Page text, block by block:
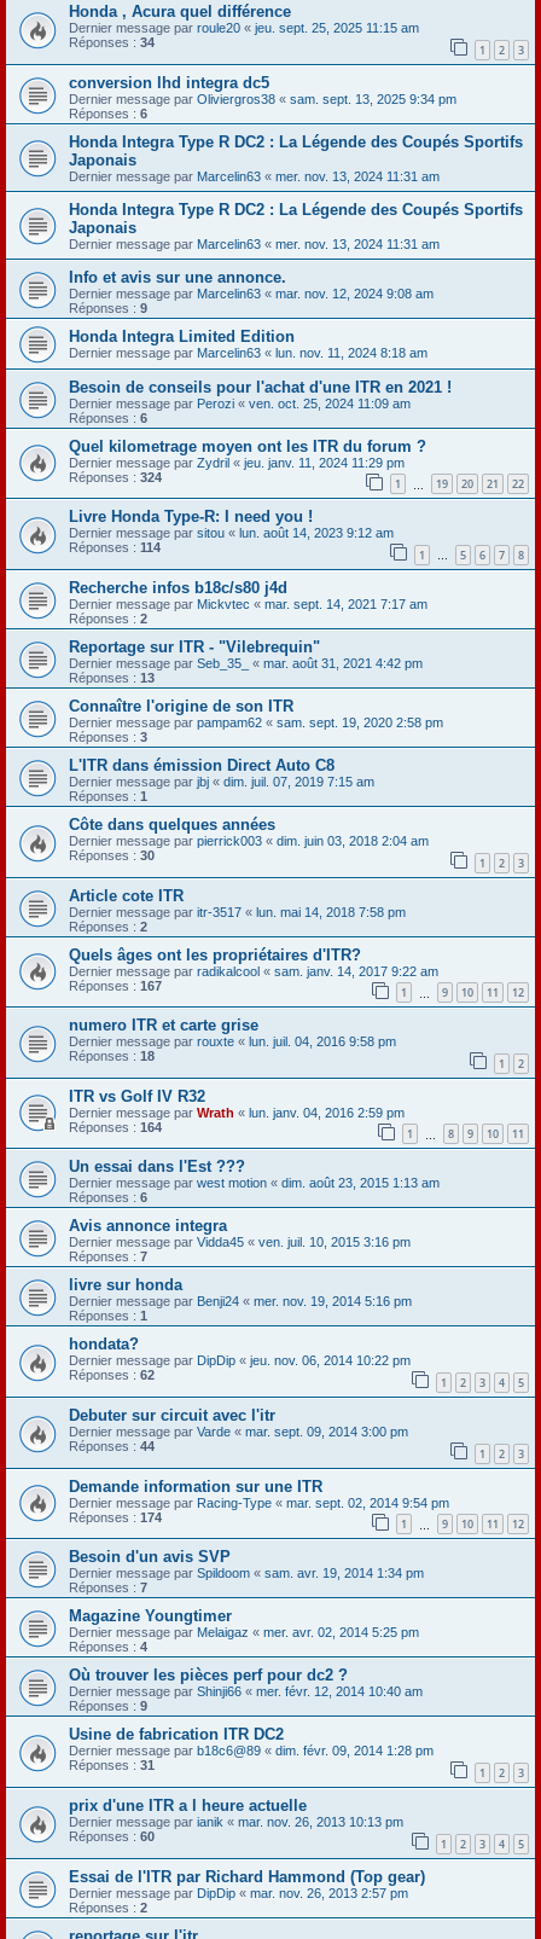
Honda , Acura quel différence
Dernier message par roule20 « jeu. sept. 25, 2025 11:15 am
Réponses : 34 1 2 3
conversion lhd integra dc5
Dernier message par Oliviergros38 « sam. sept. 13, 2025 9:34 pm
Réponses : 6
Honda Integra Type R DC2 : La Légende des Coupés Sportifs
Japonais
Dernier message par Marcelin63 « mer. nov. 13, 2024 11:31 am
Honda Integra Type R DC2 : La Légende des Coupés Sportifs
Japonais
Dernier message par Marcelin63 « mer. nov. 13, 2024 11:31 am
Info et avis sur une annonce.
Dernier message par Marcelin63 « mar. nov. 12, 2024 9:08 am
Réponses : 9
Honda Integra Limited Edition
Dernier message par Marcelin63 « lun. nov. 11, 2024 8:18 am
Besoin de conseils pour l'achat d'une ITR en 2021 !
Dernier message par Perozi « ven. oct. 25, 2024 11:09 am
Réponses : 6
Quel kilometrage moyen ont les ITR du forum ?
Dernier message par Zydril « jeu. janv. 11, 2024 11:29 pm
Réponses : 324 1 19 20 21 22
Livre Honda Type-R: I need you !
Dernier message par sitou « lun. août 14, 2023 9:12 am
Réponses : 114 1 … 5 6 7 8
Recherche infos b18c/s80 j4d
Dernier message par Mickvtec « mar. sept. 14, 2021 7:17 am
Réponses : 2
Reportage sur ITR - "Vilebrequin"
Dernier message par Seb_35_ « mar. août 31, 2021 4:42 pm
Réponses : 13
Connaître l'origine de son ITR
Dernier message par pampam62 « sam. sept. 19, 2020 2:58 pm
Réponses : 3
L'ITR dans émission Direct Auto C8
Dernier message par jbj « dim. juil. 07, 2019 7:15 am
Réponses : 1
Côte dans quelques années
Dernier message par pierrick003 « dim. juin 03, 2018 2:04 am
Réponses : 30 1 2 3
Article cote ITR
Dernier message par itr-3517 « lun. mai 14, 2018 7:58 pm
Réponses : 2
Quels âges ont les propriétaires d'ITR?
Dernier message par radikalcool « sam. janv. 14, 2017 9:22 am
Réponses : 167 1 9 10 11 12
numero ITR et carte grise
Dernier message par rouxte « lun. juil. 04, 2016 9:58 pm
Réponses : 18 1 2
ITR vs Golf IV R32
Dernier message par Wrath « lun. janv. 04, 2016 2:59 pm
Réponses : 164 1 8 9 10 11
Un essai dans l'Est ???
Dernier message par west motion « dim. août 23, 2015 1:13 am
Réponses : 6
Avis annonce integra
Dernier message par Vidda45 « ven. juil. 10, 2015 3:16 pm
Réponses : 7
livre sur honda
Dernier message par Benji24 « mer. nov. 19, 2014 5:16 pm
Réponses : 1
hondata?
Dernier message par DipDip « jeu. nov. 06, 2014 10:22 pm
Réponses : 62 1 2 3 4 5
Debuter sur circuit avec l'itr
Dernier message par Varde « mar. sept. 09, 2014 3:00 pm
Réponses : 44 1 2 3
Demande information sur une ITR
Dernier message par Racing-Type « mar. sept. 02, 2014 9:54 pm
Réponses : 174 1 9 10 11 12
Besoin d'un avis SVP
Dernier message par Spildoom « sam. avr. 19, 2014 1:34 pm
Réponses : 7
Magazine Youngtimer
Dernier message par Melaigaz « mer. avr. 02, 2014 5:25 pm
Réponses : 4
Où trouver les pièces perf pour dc2 ?
Dernier message par Shinji66 « mer. févr. 12, 2014 10:40 am
Réponses : 9
Usine de fabrication ITR DC2
Dernier message par b18c6@89 « dim. févr. 09, 2014 1:28 pm
Réponses : 31 1 2 3
prix d'une ITR a l heure actuelle
Dernier message par ianik « mar. nov. 26, 2013 10:13 pm
Réponses : 60 1 2 3 4 5
Essai de l'ITR par Richard Hammond (Top gear)
Dernier message par DipDip « mar. nov. 26, 2013 2:57 pm
Réponses : 2